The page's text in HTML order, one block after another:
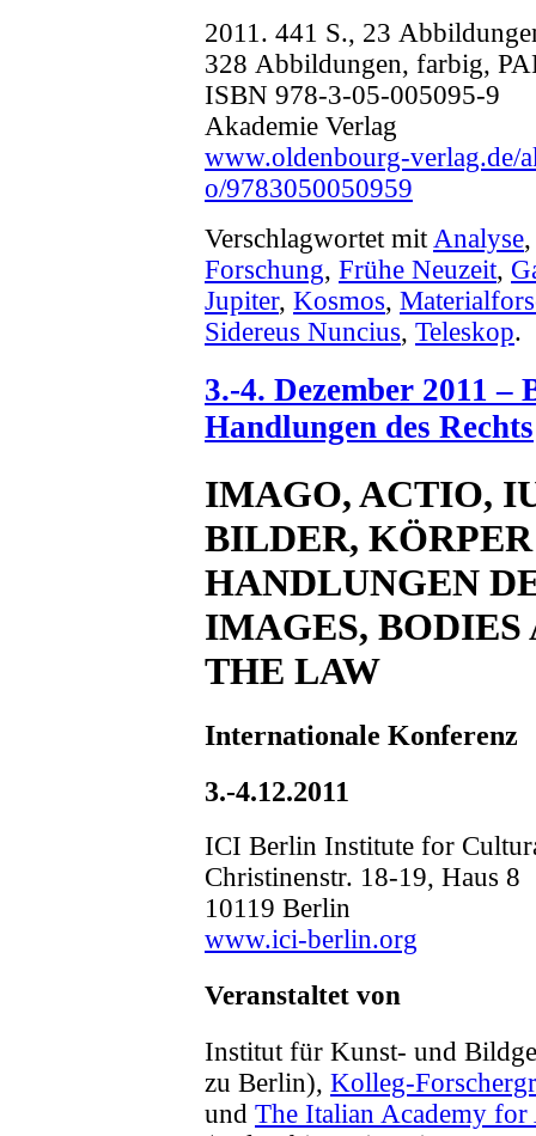
2011. 441 S., 23
328 Abbildungen, farbig,
ISBN 978-3-05-005095-9
Akademie Verlag
www.oldenbourg-verlag.de/
o/9783050050959
Verschlagwortet mitAnalyse
Forschung, Frühe Neuzeit,
Jupiter, Kosmos,
Sidereus Nuncius, Teleskop.
3.-4. Dezember 2011
Handlungen des Rechts
IMAGO, ACTIO,
BILDER,
HANDLUNGEN
IMAGES, BODIES
THE LAW
Internationale Konferenz
3.-4.12.2011
ICI Berlin Institute for
Christinenstr. 18-19, Haus 8
10119 Berlin
www.ici-berlin.org
Veranstaltet von
Institut für Kunst- und
zu Berlin), Kolleg-
und The Italian Academy for